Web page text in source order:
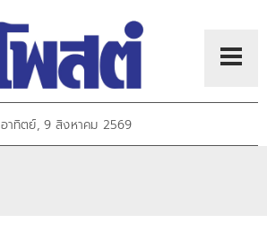
อาทิตย์, 9 สิงหาคม 2569